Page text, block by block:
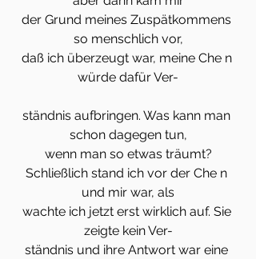
der Grund meines Zuspätkommens
so menschlich vor,
daß ich überzeugt war, meine Che n
würde dafür Ver-
ständnis aufbringen. Was kann man
schon dagegen tun,
wenn man so etwas träumt?
Schließlich stand ich vor der Che n
und mir war, als
wachte ich jetzt erst wirklich auf. Sie
zeigte kein Ver-
ständnis und ihre Antwort war eine